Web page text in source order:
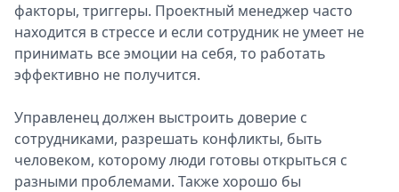
факторы, триггеры. Проектный менеджер часто
находится в стрессе и если сотрудник не умеет не
принимать все эмоции на себя, то работать
эффективно не получится.
Управленец должен выстроить доверие с
сотрудниками, разрешать конфликты, быть
человеком, которому люди готовы открыться с
разными проблемами. Также хорошо бы